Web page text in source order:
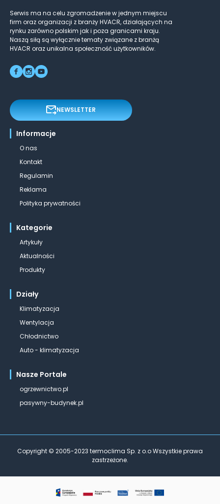
Serwis ma na celu zgromadzenie w jednym miejscu
firm oraz organizacji z branży HVACR, działających na
rynku zarówno polskim jak i poza granicami kraju.
Naszą siłą są wyłącznie tematy związane z branżą
HVACR oraz unikalna społeczność użytkowników.
NEWSLETTER
Informacje
O nas
Kontakt
Regulamin
Reklama
Polityka prywatności
Kategorie
Artykuły
Aktualności
Produkty
Działy
Klimatyzacja
Wentylacja
Chłodnictwo
Auto - klimatyzacja
Nasze Portale
ogrzewnictwo.pl
pasywny-budynek.pl
Copyright © 2005-2023 termoclima Sp. z o.o Wszystkie prawa
zastrzeżone.